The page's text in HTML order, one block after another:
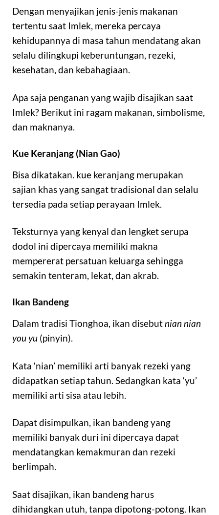
Dengan menyajikan jenis-jenis makanan
tertentu saat Imlek, mereka percaya
kehidupannya di masa tahun mendatang akan
selalu dilingkupi keberuntungan, rezeki,
kesehatan, dan kebahagiaan.
Apa saja penganan yang wajib disajikan saat
Imlek? Berikut ini ragam makanan, simbolisme,
dan maknanya.
Kue Keranjang (Nian Gao)
Bisa dikatakan. kue keranjang merupakan
sajian khas yang sangat tradisional dan selalu
tersedia pada setiap perayaan Imlek.
Teksturnya yang kenyal dan lengket serupa
dodol ini dipercaya memiliki makna
mempererat persatuan keluarga sehingga
semakin tenteram, lekat, dan akrab.
Ikan Bandeng
Dalam tradisi Tionghoa, ikan disebutnian nian
you yu (pinyin).
Kata ‘nian’ memiliki arti banyak rezeki yang
didapatkan setiap tahun. Sedangkan kata ‘yu’
memiliki arti sisa atau lebih.
Dapat disimpulkan, ikan bandeng yang
memiliki banyak duri ini dipercaya dapat
mendatangkan kemakmuran dan rezeki
berlimpah.
Saat disajikan, ikan bandeng harus
dihidangkan utuh, tanpa dipotong-potong. Ikan